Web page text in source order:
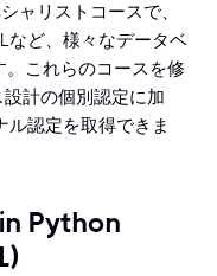
ャリストコースで、
ど、様々なデータベ
これらのコースを修
計の個別認定に加
ル認定を取得できま
Python